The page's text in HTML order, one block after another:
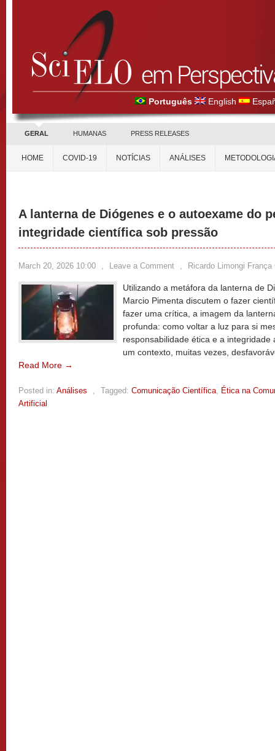
Português English
GERAL HUMANAS PRESS RELEASES
HOME COVID-19 NOTÍCIAS ANÁLISES
A lanterna de Diógenes e o autoexame do
integridade científica sob pressão
March 20, 2026 10:00 , Leave a Comment , Ricardo Limongi
Utilizando a metáfora da lanterna de
Marcio Pimenta discutem o fazer
fazer uma crítica, a imagem da
profunda: como voltar a luz para si
responsabilidade ética e a
um contexto, muitas vezes,
Read More →
Posted in: Análises , Tagged: Comunicação Científica, Ética na
Artificial